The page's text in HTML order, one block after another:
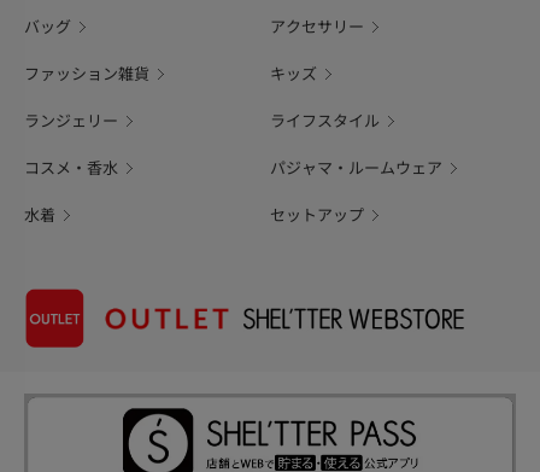
バッグ アクセサリー
ファッション雑貨 キッズ
ランジェリー ライフスタイル
コスメ・香水 パジャマ・ルームウェア
水着 セットアップ